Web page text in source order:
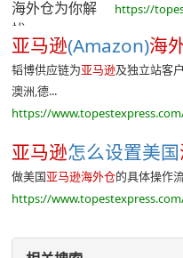
https://
亚马逊(Amazon)海
韬博供应链为亚马逊及独立站客
澳洲,德...
https://
亚马逊怎么设置美国
做美国亚马逊海外仓的具体操作
https://